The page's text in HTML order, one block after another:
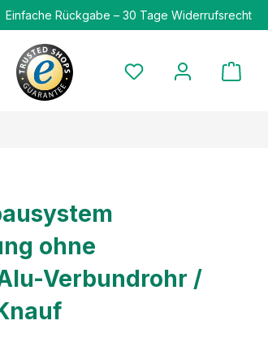
Einfache Rückgabe – 30 Tage Widerrufsrecht
ohne
Verbundrohr /